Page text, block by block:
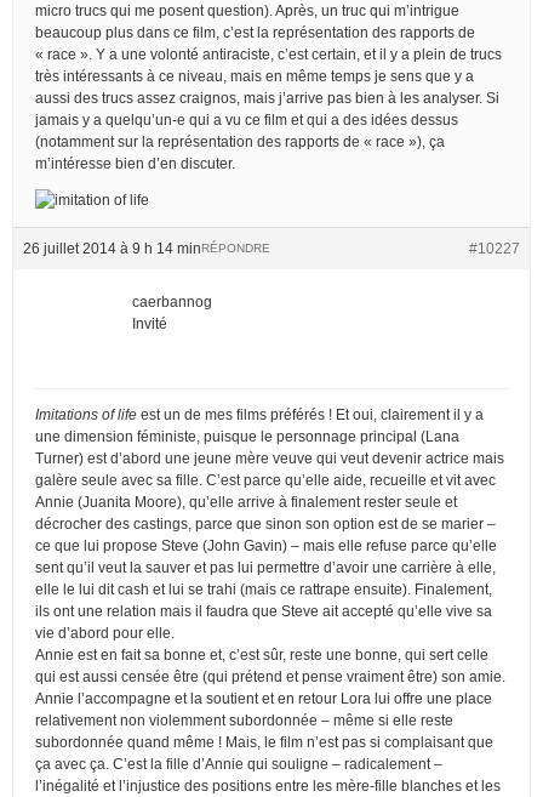
micro trucs qui me posent question). Après, un truc qui m’intrigue
beaucoup plus dans ce film, c’est la représentation des rapports de
« race ». Y a une volonté antiraciste, c’est certain, et il y a plein de trucs
très intéressants à ce niveau, mais en même temps je sens que y a
aussi des trucs assez craignos, mais j’arrive pas bien à les analyser. Si
jamais y a quelqu’un-e qui a vu ce film et qui a des idées dessus
(notamment sur la représentation des rapports de « race »), ça
m’intéresse bien d’en discuter.
26 juillet 2014 à 9 h 14 min #10227
RÉPONDRE
caerbannog
Invité
Imitations of life est un de mes films préférés ! Et oui, clairement il y a
une dimension féministe, puisque le personnage principal (Lana
Turner) est d’abord une jeune mère veuve qui veut devenir actrice mais
galère seule avec sa fille. C’est parce qu’elle aide, recueille et vit avec
Annie (Juanita Moore), qu’elle arrive à finalement rester seule et
décrocher des castings, parce que sinon son option est de se marier –
ce que lui propose Steve (John Gavin) – mais elle refuse parce qu’elle
sent qu’il veut la sauver et pas lui permettre d’avoir une carrière à elle,
elle le lui dit cash et lui se trahi (mais ce rattrape ensuite). Finalement,
ils ont une relation mais il faudra que Steve ait accepté qu’elle vive sa
vie d’abord pour elle.
Annie est en fait sa bonne et, c’est sûr, reste une bonne, qui sert celle
qui est aussi censée être (qui prétend et pense vraiment être) son amie.
Annie l’accompagne et la soutient et en retour Lora lui offre une place
relativement non violemment subordonnée – même si elle reste
subordonnée quand même ! Mais, le film n’est pas si complaisant que
ça avec ça. C’est la fille d’Annie qui souligne – radicalement –
l’inégalité et l’injustice des positions entre les mère-fille blanches et les